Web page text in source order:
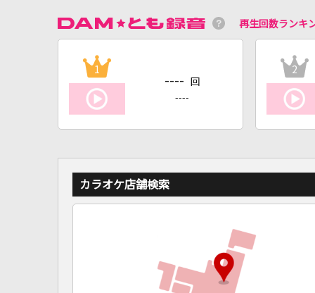
再生回数ランキ
1
---- 回
----
2
カラオケ店舗検索